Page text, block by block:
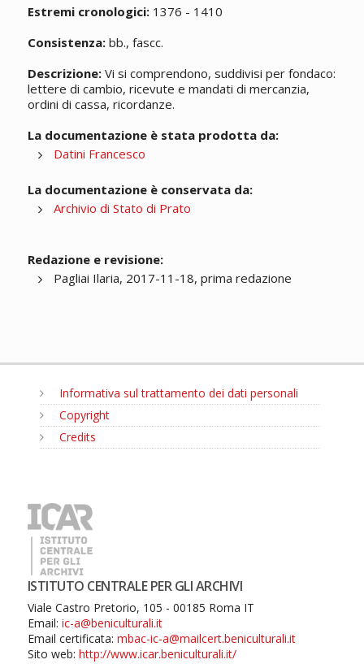
Estremi cronologici:1376 - 1410
Consistenza:bb., fascc.
Descrizione:Vi si comprendono, suddivisi per fondaco:
lettere di cambio, ricevute e mandati di mercanzia,
ordini di cassa, ricordanze.
La documentazione è stata prodotta da:
Datini Francesco
La documentazione è conservata da:
Archivio di Stato di Prato
Redazione e revisione:
Pagliai Ilaria, 2017-11-18, prima redazione
Informativa sul trattamento dei dati personali
Copyright
Credits
ISTITUTO CENTRALE PER GLI ARCHIVI
Viale Castro Pretorio, 105 - 00185 Roma IT
Email: ic-a@beniculturali.it
Email certificata: mbac-ic-a@mailcert.beniculturali.it
Sito web: http://www.icar.beniculturali.it/